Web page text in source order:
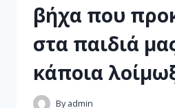
βήχα που
στα παιδιά
κάποια
By admin